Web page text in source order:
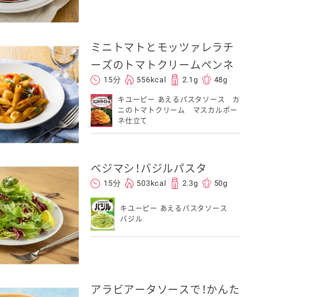
ミニトマトとモッツァレラチ
ーズのトマトクリームペンネ
15分 556kcal 2.1g 48g
キユーピー あえるパスタソース カ
ニのトマトクリーム マスカルポー
ネ仕立て
ベジマシ！バジルパスタ
15分 503kcal 2.3g 50g
キユーピー あえるパスタソース
バジル
アラビアータソースで！かんた